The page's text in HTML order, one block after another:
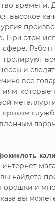
времени.
высокое
При этом
и следят
все
которые
сроком
найдете
и
вы